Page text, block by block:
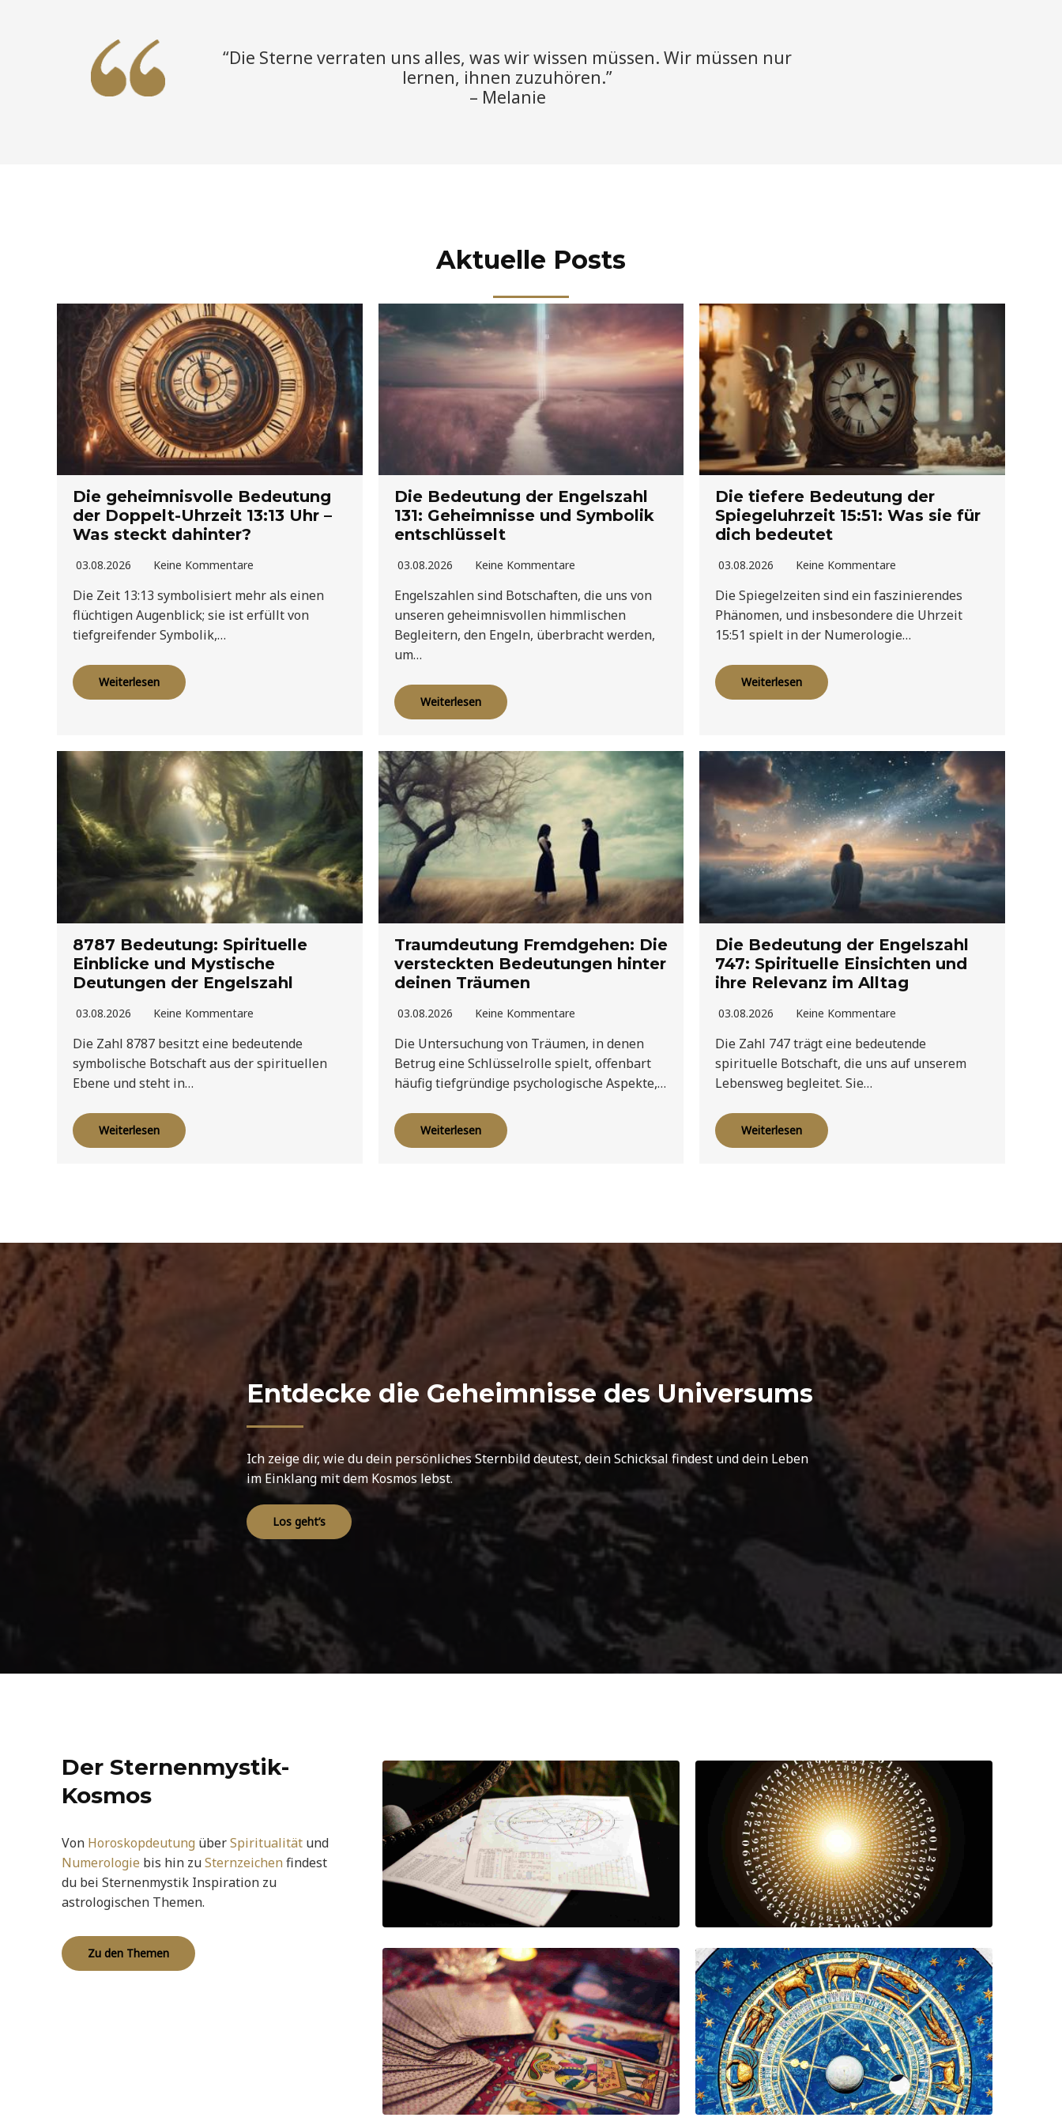
“Die Sterne verraten uns alles, was wir wissen müssen. Wir müssen nur
lernen, ihnen zuzuhören.”
– Melanie
Aktuelle Posts
Die geheimnisvolle Bedeutung
der Doppelt-Uhrzeit 13:13 Uhr –
Was steckt dahinter?
03.08.2026 Keine Kommentare
Die Zeit 13:13 symbolisiert mehr als einen
flüchtigen Augenblick; sie ist erfüllt von
tiefgreifender Symbolik,…
Weiterlesen
Die Bedeutung der Engelszahl
131: Geheimnisse und Symbolik
entschlüsselt
03.08.2026 Keine Kommentare
Engelszahlen sind Botschaften, die uns von
unseren geheimnisvollen himmlischen
Begleitern, den Engeln, überbracht werden,
um…
Weiterlesen
Die tiefere Bedeutung der
Spiegeluhrzeit 15:51: Was sie für
dich bedeutet
03.08.2026 Keine Kommentare
Die Spiegelzeiten sind ein faszinierendes
Phänomen, und insbesondere die Uhrzeit
15:51 spielt in der Numerologie…
Weiterlesen
8787 Bedeutung: Spirituelle
Einblicke und Mystische
Deutungen der Engelszahl
03.08.2026 Keine Kommentare
Die Zahl 8787 besitzt eine bedeutende
symbolische Botschaft aus der spirituellen
Ebene und steht in…
Weiterlesen
Traumdeutung Fremdgehen: Die
versteckten Bedeutungen hinter
deinen Träumen
03.08.2026 Keine Kommentare
Die Untersuchung von Träumen, in denen
Betrug eine Schlüsselrolle spielt, offenbart
häufig tiefgründige psychologische Aspekte,…
Weiterlesen
Die Bedeutung der Engelszahl
747: Spirituelle Einsichten und
ihre Relevanz im Alltag
03.08.2026 Keine Kommentare
Die Zahl 747 trägt eine bedeutende
spirituelle Botschaft, die uns auf unserem
Lebensweg begleitet. Sie…
Weiterlesen
Entdecke die Geheimnisse des Universums
Ich zeige dir, wie du dein persönliches Sternbild deutest, dein Schicksal findest und dein Leben
im Einklang mit dem Kosmos lebst.
Los geht’s
Der Sternenmystik-
Kosmos
Von Horoskopdeutung überSpiritualität und
Numerologie bis hin zuSternzeichen findest
du bei Sternenmystik Inspiration zu
astrologischen Themen.
Zu den Themen